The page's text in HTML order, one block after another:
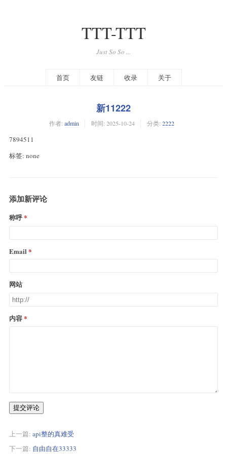
TTT-TTT
Just So So ...
首页 友链 收录 关于
新11222
作者: admin 时间: 2025-10-24 分类: 2222
7894511
标签: none
添加新评论
称呼
Email
网站
内容
提交评论
上一篇: api整的真难受
下一篇: 自由自在33333